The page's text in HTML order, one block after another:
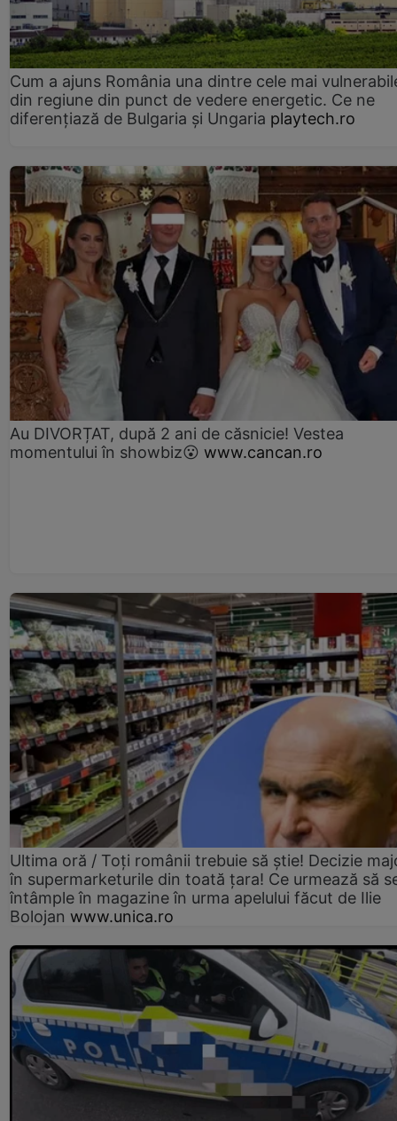
Cum a ajuns România una dintre cele mai
din regiune din punct de vedere energetic. Ce ne
diferențiază de Bulgaria și Ungaria playtech.ro
Au DIVORȚAT, după 2 ani de căsnicie! Vestea
momentului în showbiz😮 www.cancan.ro
Ultima oră / Toți românii trebuie să știe! Decizie
în supermarketurile din toată țara! Ce urmează să
întâmple în magazine în urma apelului făcut de Ilie
Bolojan www.unica.ro